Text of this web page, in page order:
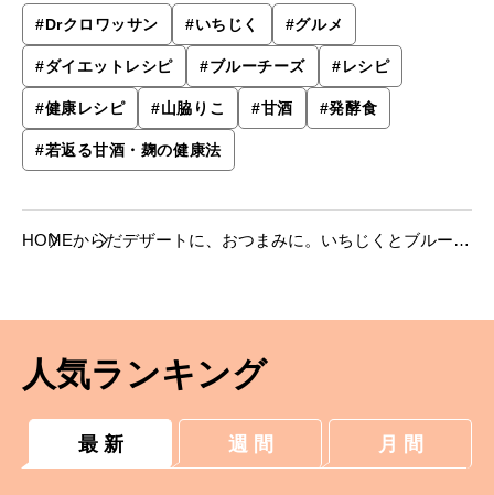
#Drクロワッサン #いちじく #グルメ
#ダイエットレシピ #ブルーチーズ #レシピ
#健康レシピ #山脇りこ #甘酒 #発酵食
#若返る甘酒・麹の健康法
HOMEからだデザートに、おつまみに。いちじくとブルーチ
人気ランキング
最 新 週 間 月 間